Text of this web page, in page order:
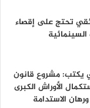
تحتج على إقصاء
يكتب: مشروع قانون
2027: بين استكمال الأوراش الكبرى
الاستدامة